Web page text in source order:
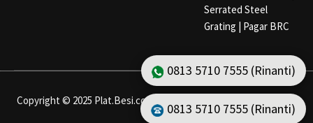
0813 5710 7555 (Rinanti)
0813 5710 7555 (Rinanti)
Serrated Steel
Grating | Pagar BRC
Copyright © 2025 Plat.Besi.co.id | Development by Lusmo Digital